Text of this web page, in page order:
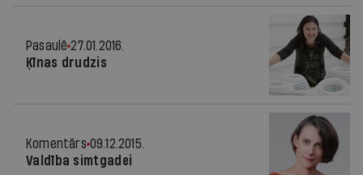
Pasaulē 27.01.2016.
Ķīnas drudzis
Komentārs 09.12.2015.
Valdība simtgadei